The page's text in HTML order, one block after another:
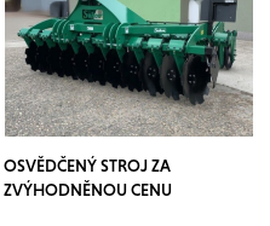
OSVĚDČENÝ STROJ ZA
ZVÝHODNĚNOU CENU